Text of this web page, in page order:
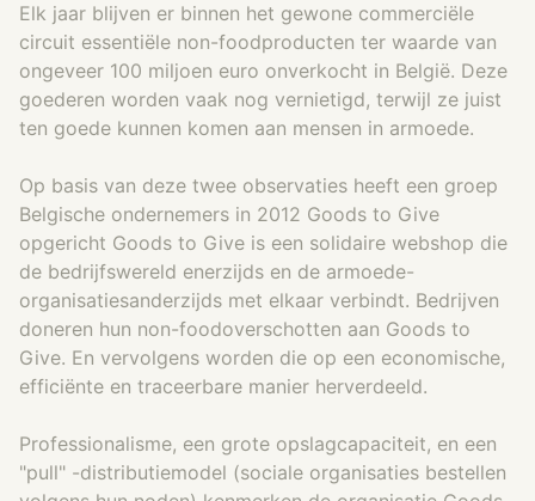
Elk jaar blijven er binnen het gewone commerciële
circuit essentiële non-foodproducten ter waarde van
ongeveer 100 miljoen euro onverkocht in België. Deze
goederen worden vaak nog vernietigd, terwijl ze juist
ten goede kunnen komen aan mensen in armoede.
Op basis van deze twee observaties heeft een groep
Belgische ondernemers in 2012 Goods to Give
opgericht Goods to Give is een solidaire webshop die
de bedrijfswereld enerzijds en de armoede-
organisatiesanderzijds met elkaar verbindt. Bedrijven
doneren hun non-foodoverschotten aan Goods to
Give. En vervolgens worden die op een economische,
efficiënte en traceerbare manier herverdeeld.
Professionalisme, een grote opslagcapaciteit, en een
"pull" -distributiemodel (sociale organisaties bestellen